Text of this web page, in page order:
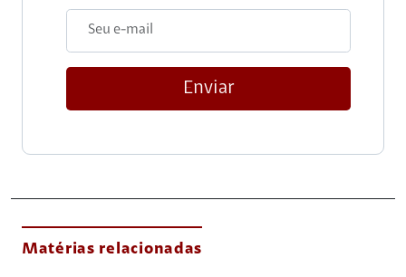
Enviar
Matérias relacionadas